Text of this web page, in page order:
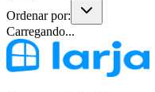
Ordenar por:
Carregando...